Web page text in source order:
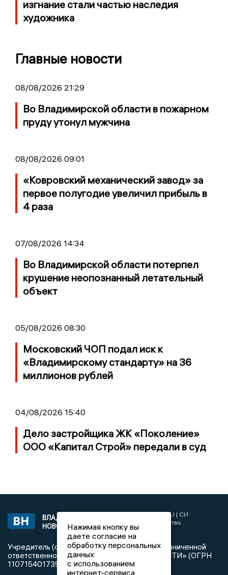
изгнание стали частью наследия
художника
Главные новости
08/08/2026 21:29
Во Владимирской области в пожарном
пруду утонул мужчина
08/08/2026 09:01
«Ковровский механический завод» за
первое полугодие увеличил прибыль в
4 раза
07/08/2026 14:34
Во Владимирской области потерпел
крушение неопознанный летательный
объект
05/08/2026 08:30
Московский ЧОП подал иск к
«Владимирскому стандарту» на 36
миллионов рублей
04/08/2026 15:40
Дело застройщика ЖК «Поколение»
ООО «Капитал Строй» передали в суд
ВЛАДИМИРСКИЕ
НОВОСТИ
2017 © NEWSVLADIMIR.RU | СИ
«Информационное агентство
Владимирские новости»
Учредитель (соучредители): Общество с ограниченной
ответственностью «РЕГИОНАЛЬНЫЕ НОВОСТИ» (ОГРН
1107154017354)
Нажимая кнопку вы
даете согласие на
обработку персональных
данных
с использованием
интернет-сервиса